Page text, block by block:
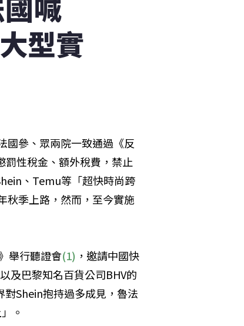
型實
國參、眾兩院一致通過《反
性稅金、額外稅費，禁止
、Temu等「超快時尚跨
秋季上路，然而，至今實施
舉行聽證會(1) ，邀請中國快
及巴黎知名百貨公司BHV的
Shein抱持過多成見，魯法
。